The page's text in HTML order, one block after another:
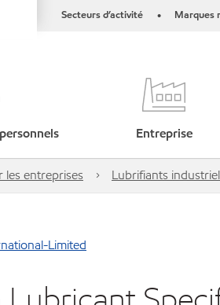
Secteurs d’activité • Marques
Entreprise
les entreprises Lubrifiants
Limited